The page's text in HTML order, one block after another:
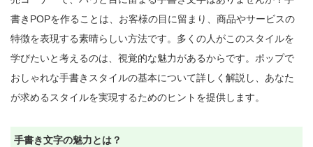
書きPOPを作ることは、お客様の目に留まり、商品やサービスの
特徴を表現する素晴らしい方法です。多くの人がこのスタイルを
学びたいと考えるのは、視覚的な魅力があるからです。ポップで
おしゃれな手書きスタイルの基本について詳しく解説し、あなた
が求めるスタイルを実現するためのヒントを提供します。
手書き文字の魅力とは？